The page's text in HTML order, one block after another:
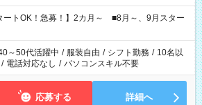
たい」 「余裕を持って夕飯の準備がしたい」
はしたくない」 など、ご希望を教えてください
お仕事の勤務時間。 合計で週40時間を超える場
せん。
ートOK！急募！】2カ月～ ■8月～、9月スター
～50代活躍中 / 服装自由 / シフト勤務 / 10名以
/ 電話対応なし / パソコンスキル不要
応募する 詳細へ